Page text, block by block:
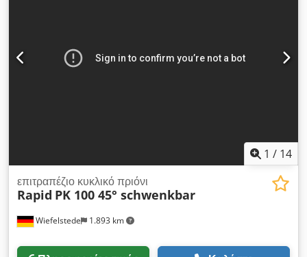
1 / 14
Wiefelstede 1.893 km
επιτραπέζιο κυκλικό πριόνι
Rapid PK 100 45° schwenkbar